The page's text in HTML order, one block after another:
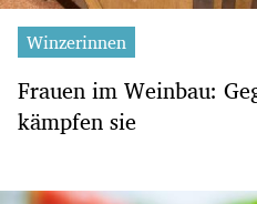
Winzerinnen
Frauen im Weinbau:
kämpfen sie